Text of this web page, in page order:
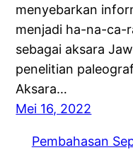
menyebarkan
menjadi ha-na-ca-
sebagai aksara
penelitian
Aksara…
Mei 16, 2022
Pembahasan